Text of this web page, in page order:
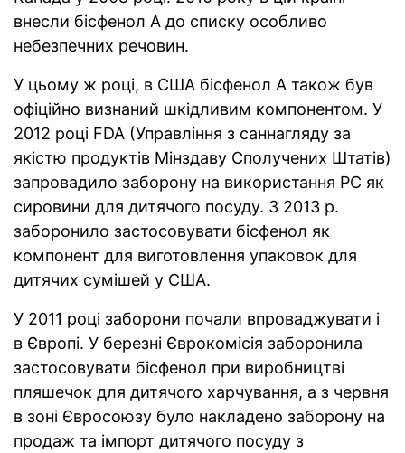
внесли бісфенол А до списку особливо
небезпечних речовин.
У цьому ж році, в США бісфенол А також був
офіційно визнаний шкідливим компонентом. У
2012 році FDA (Управління з саннагляду за
якістю продуктів Мінздаву Сполучених Штатів)
запровадило заборону на використання РС як
сировини для дитячого посуду. З 2013 р.
заборонило застосовувати бісфенол як
компонент для виготовлення упаковок для
дитячих сумішей у США.
У 2011 році заборони почали впроваджувати і
в Європі. У березні Єврокомісія заборонила
застосовувати бісфенол при виробництві
пляшечок для дитячого харчування, а з червня
в зоні Євросоюзу було накладено заборону на
продаж та імпорт дитячого посуду з